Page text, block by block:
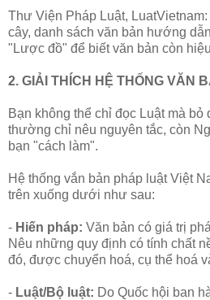
Thư Viện Pháp Luật,
cây, danh sách văn bản hướng
"Lược đồ" để biết văn bản còn
2. GIẢI THÍCH HỆ THỐNG VĂN
Bạn không thể chỉ đọc Luật mà bỏ
thường chỉ nêu nguyên tắc, còn
bạn "cách làm".
Hệ thống vắn bản pháp luật Việt
trên xuống dưới như sau:
- Hiến pháp: Văn bản có giá trị
Nêu những quy định có tính chất
đó, được chuyển hoá, cụ thể hoá
- Luật/Bộ luật: Do Quốc hội ban